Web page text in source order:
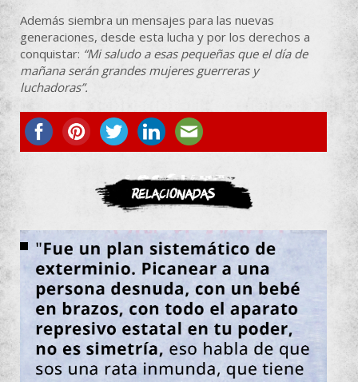
Además siembra un mensajes para las nuevas
generaciones, desde esta lucha y por los derechos a
conquistar: “Mi saludo a esas pequeñas que el día de
mañana serán grandes mujeres guerreras y
luchadoras”.
ASOCIATE
Relacionadas